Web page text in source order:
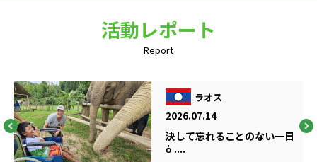
活動レポート
Report
ラオス
2026.07.14
決して忘れることのない一日
ὁ ....